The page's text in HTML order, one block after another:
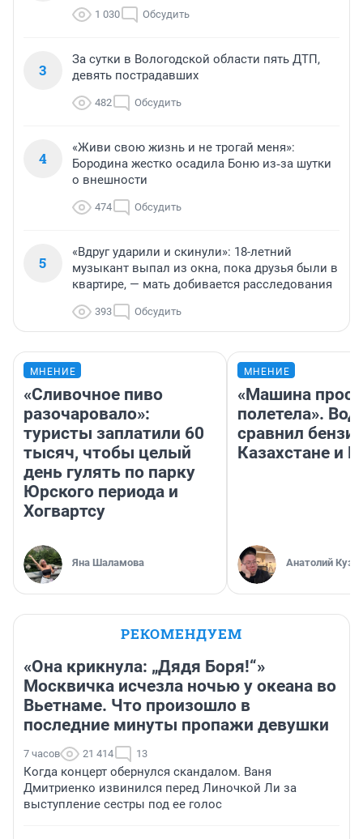
1 030 Обсудить
3
За сутки в Вологодской области пять ДТП,
девять пострадавших
482 Обсудить
4
«Живи свою жизнь и не трогай меня»:
Бородина жестко осадила Боню из‑за шутки
о внешности
474 Обсудить
5
«Вдруг ударили и скинули»: 18-летний
музыкант выпал из окна, пока друзья были в
квартире, — мать добивается расследования
393 Обсудить
МНЕНИЕ
«Сливочное пиво
разочаровало»:
туристы заплатили 60
тысяч, чтобы целый
день гулять по парку
Юрского периода и
Хогвартсу
Яна Шаламова
МНЕНИЕ
«Машина
полетела».
сравнил
Казахстане и
Анатолий
РЕКОМЕНДУЕМ
«Она крикнула: „Дядя Боря!“»
Москвичка исчезла ночью у океана во
Вьетнаме. Что произошло в
последние минуты пропажи девушки
7 часов 21 414 13
Когда концерт обернулся скандалом. Ваня
Дмитриенко извинился перед Линочкой Ли за
выступление сестры под ее голос